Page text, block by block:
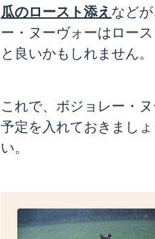
瓜のロースト添え など
ー・ヌーヴォーはロー
と良いかもしれません。
これで、ボジョレー・
予定を入れておきましょ
い。